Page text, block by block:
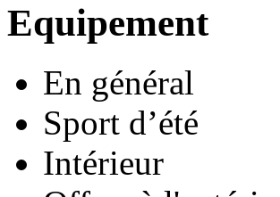
Equipement
En général
Sport d’été
Intérieur